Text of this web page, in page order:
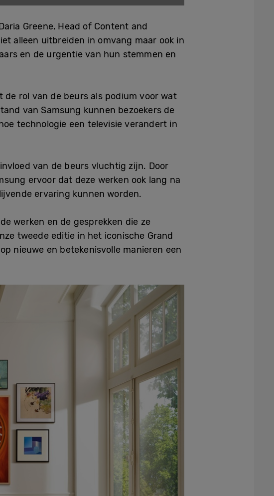
Greene, Head of Content and
alleen uitbreiden in omvang maar ook in
en de urgentie van hun stemmen en
rol van de beurs als podium voor wat
van Samsung kunnen bezoekers de
technologie een televisie verandert in
van de beurs vluchtig zijn. Door
ervoor dat deze werken ook lang na
ervaring kunnen worden.
werken en de gesprekken die ze
tweede editie in het iconische Grand
nieuwe en betekenisvolle manieren een